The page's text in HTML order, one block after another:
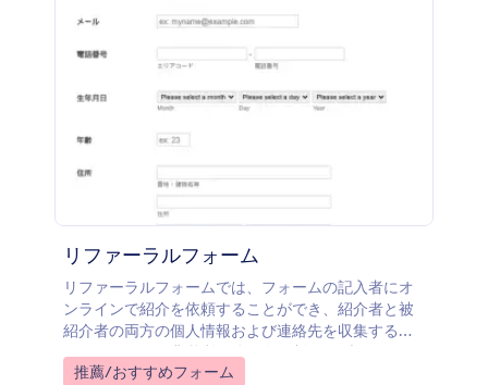
リファーラルフォーム
リファーラルフォームでは、フォームの記入者にオ
ンラインで紹介を依頼することができ、紹介者と被
紹介者の両方の個人情報および連絡先を収集するこ
とができます。非営利団体や会員制クラブなど、紹
介に頼っている企業などにお勤めの方や、コースや
Go to Category:
推薦/おすすめフォーム